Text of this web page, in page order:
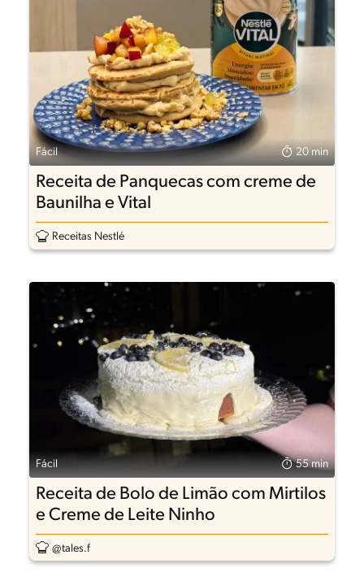
Fácil 20 min
Receita de Panquecas com creme de
Baunilha e Vital
Receitas Nestlé
Fácil 55 min
Receita de Bolo de Limão com Mirtilos
e Creme de Leite Ninho
@tales.f